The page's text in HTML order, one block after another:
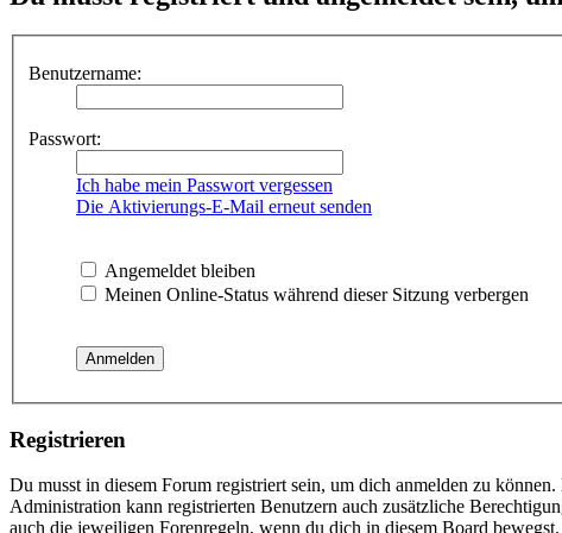
Benutzername:
Passwort:
Ich habe mein Passwort vergessen
Die Aktivierungs-E-Mail erneut senden
Angemeldet bleiben
Meinen Online-Status während dieser Sitzung verbergen
Registrieren
Du musst in diesem Forum registriert sein, um dich anmelden zu
Administration kann registrierten Benutzern auch zusätzliche
auch die jeweiligen Forenregeln, wenn du dich in diesem Board bewegst.